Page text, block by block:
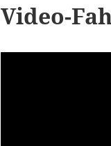
Video-